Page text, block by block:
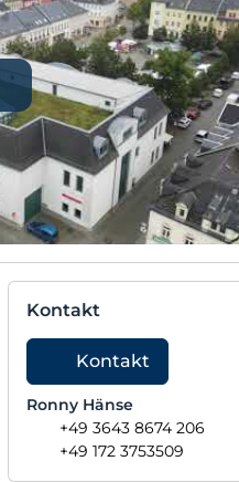
Kontakt
Kontakt
Ronny Hänse
+49 3643 8674 206
+49 172 3753509